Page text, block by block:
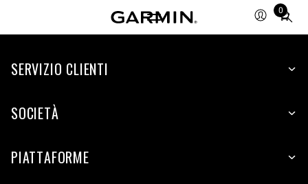
0
Total
items
cart:
SERVIZIO CLIENTI
SOCIETÀ
PIATTAFORME